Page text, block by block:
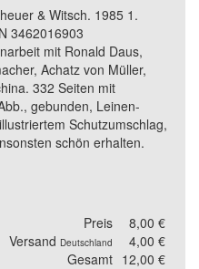
& Witsch. 1985 1.
3462016903
mit Ronald Daus,
Achatz von Müller,
332 Seiten mit
gebunden, Leinen-
Schutzumschlag,
schön erhalten.
Preis
8,00 €
Versand Deutschland
4,00 €
Gesamt 12,00 €